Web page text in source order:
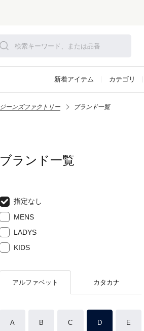
新着アイテム カテゴリ
ジーンズファクトリー ブランド一覧
ブランド一覧
指定なし
MENS
LADYS
KIDS
アルファベット カタカナ
A B C D E